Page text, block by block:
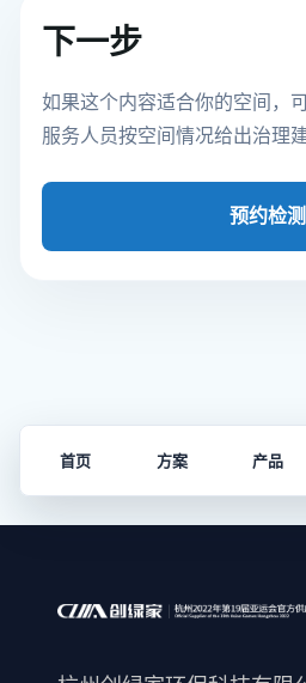
下一步
如果这个内容适合你的空间，
服务人员按空间情况给出治理建
预约检测
首页 方案 产品